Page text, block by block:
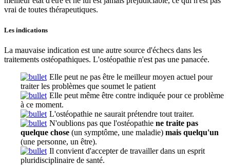
vrai de toutes thérapeutiques.
Les indications
La mauvaise indication est une autre source d'échecs dans les
traitements ostéopathiques. L'ostéopathie n'est pas une panacée.
Elle peut ne pas être le meilleur moyen actuel pour
traiter les problèmes que soumet le patient
Elle peut même être contre indiquée pour ce problème
à ce moment.
L'ostéopathie ne saurait prétendre tout traiter.
N'oublions pas que l'ostéopathie ne traite pas
quelque chose (un symptôme, une maladie) mais quelqu'un
(une personne, un être).
Il convient d'accepter de travailler dans un esprit
pluridisciplinaire de santé.